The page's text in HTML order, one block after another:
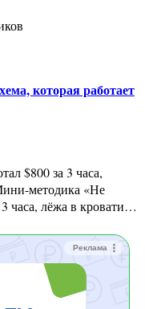
которая работает
методика «Не
часа, лёжа в кровати…
Реклама